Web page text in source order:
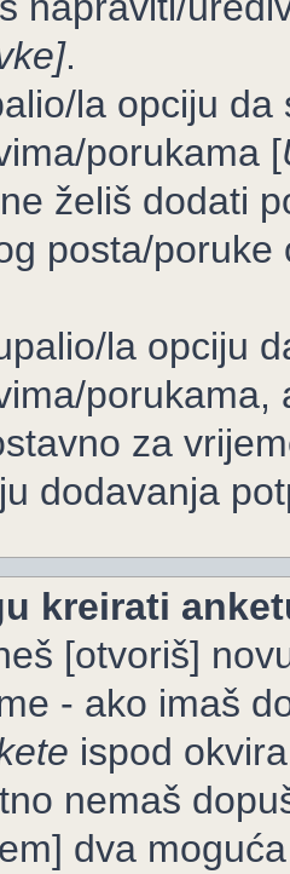
.
la opciju
porukama [
želiš dodati
posta/
la opciju
za
dodavanja
kreirati
[otvoriš]
- ako imaš
ispod
nemaš
dva